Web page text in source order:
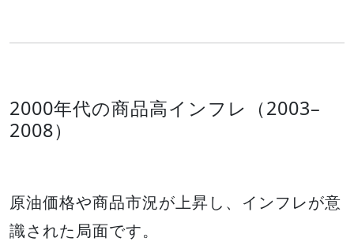
2000年代の商品高インフレ（2003–
2008）
原油価格や商品市況が上昇し、インフレが意
識された局面です。